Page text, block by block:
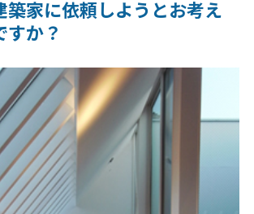
築家に依頼しようとお考え
すか？